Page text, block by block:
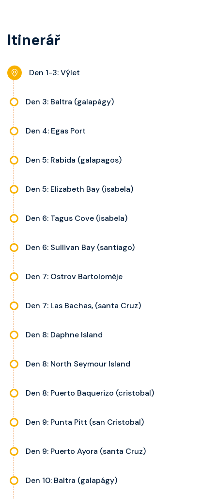
nastavitelnou klimatizaci,
noční stolky, trezor a balkon s
výhledem, velikost kajuty a balkonu
Itinerář
Den 1-3: Výlet
Den 3: Baltra (galapágy)
Den 4: Egas Port
Den 5: Rabida (galapagos)
Den 5: Elizabeth Bay (isabela)
Den 6: Tagus Cove (isabela)
Den 6: Sullivan Bay (santiago)
Den 7: Ostrov Bartoloměje
Den 7: Las Bachas, (santa Cruz)
Den 8: Daphne Island
Den 8: North Seymour Island
Den 8: Puerto Baquerizo (cristobal)
Den 9: Punta Pitt (san Cristobal)
Den 9: Puerto Ayora (santa Cruz)
Den 10: Baltra (galapágy)